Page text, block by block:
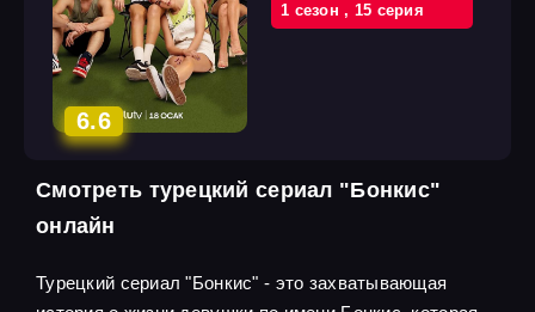
6.6
1 cезон, 15 cерия
Смотреть турецкий сериал "Бонкис"
онлайн
Турецкий сериал "Бонкис" - это захватывающая